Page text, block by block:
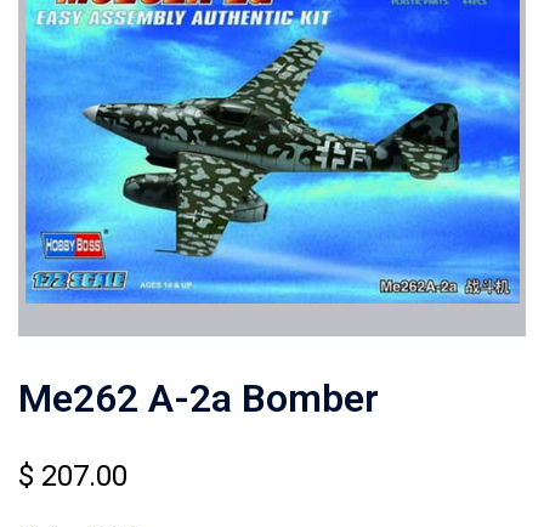
Me262 A-2a Bomber
$ 207.00